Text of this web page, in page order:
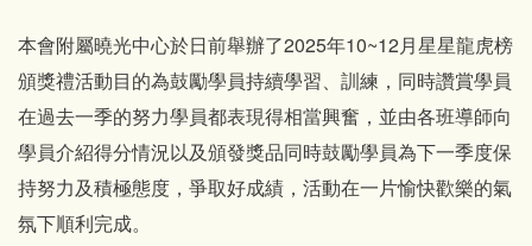
本會附屬曉光中心於日前舉辦了2025年10~12月星星龍虎榜
頒獎禮活動目的為鼓勵學員持續學習、訓練，同時讚賞學員
在過去一季的努力學員都表現得相當興奮，並由各班導師向
學員介紹得分情況以及頒發獎品同時鼓勵學員為下一季度保
持努力及積極態度，爭取好成績，活動在一片愉快歡樂的氣
氛下順利完成。